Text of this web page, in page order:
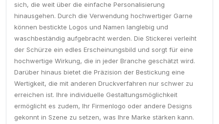
sich, die weit über die einfache Personalisierung
hinausgehen. Durch die Verwendung hochwertiger Garne
können bestickte Logos und Namen langlebig und
waschbeständig aufgebracht werden. Die Stickerei verleiht
der Schürze ein edles Erscheinungsbild und sorgt für eine
hochwertige Wirkung, die in jeder Branche geschätzt wird.
Darüber hinaus bietet die Präzision der Bestickung eine
Wertigkeit, die mit anderen Druckverfahren nur schwer zu
erreichen ist. Ihre individuelle Gestaltungsmöglichkeit
ermöglicht es zudem, Ihr Firmenlogo oder andere Designs
gekonnt in Szene zu setzen, was Ihre Marke stärken kann.